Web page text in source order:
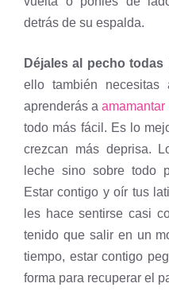
detrás de su espalda.
Déjales al pecho todas
ello también necesitas
aprenderás a
todo más fácil. Es lo
crezcan más deprisa.
leche sino sobre todo
Estar contigo y oír tus
les hace sentirse casi
tenido que salir en un
tiempo, estar contigo
forma para recuperar el